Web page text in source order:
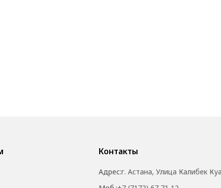
Контакты
Адрес:г. Астана, Улица Калибек